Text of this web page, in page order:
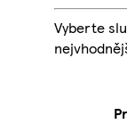
Vyberte